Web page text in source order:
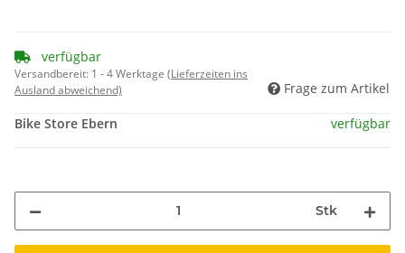
verfügbar
Versandbereit: 1 - 4 Werktage (Lieferzeiten ins
Ausland abweichend)
Frage zum Artikel
Bike Store Ebern verfügbar
Stk